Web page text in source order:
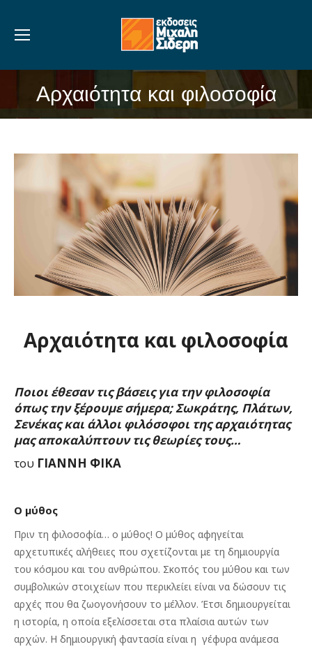
Αρχαιότητα και φιλοσοφία
You are here:
Αρχαιότητα και φιλοσοφία
Ποιοι έθεσαν τις βάσεις για την φιλοσοφία
όπως την ξέρουμε σήμερα; Σωκράτης, Πλάτων,
Σενέκας και άλλοι φιλόσοφοι της αρχαιότητας
μας αποκαλύπτουν τις θεωρίες τους…
του ΓΙΑΝΝΗ ΦΙΚΑ
Ο μύθος
Πριν τη φιλοσοφία… ο μύθος! Ο μύθος αφηγείται
αρχετυπικές αλήθειες που σχετίζονται με τη δημιουργία
του κόσμου και του ανθρώπου. Σκοπός του μύθου και των
συμβολικών στοιχείων που περικλείει είναι να δώσουν τις
αρχές που θα ζωογονήσουν το μέλλον. Έτσι δημιουργείται
η ιστορία, η οποία εξελίσσεται στα πλαίσια αυτών των
αρχών. H δημιουργική φαντασία είναι η γέφυρα ανάμεσα